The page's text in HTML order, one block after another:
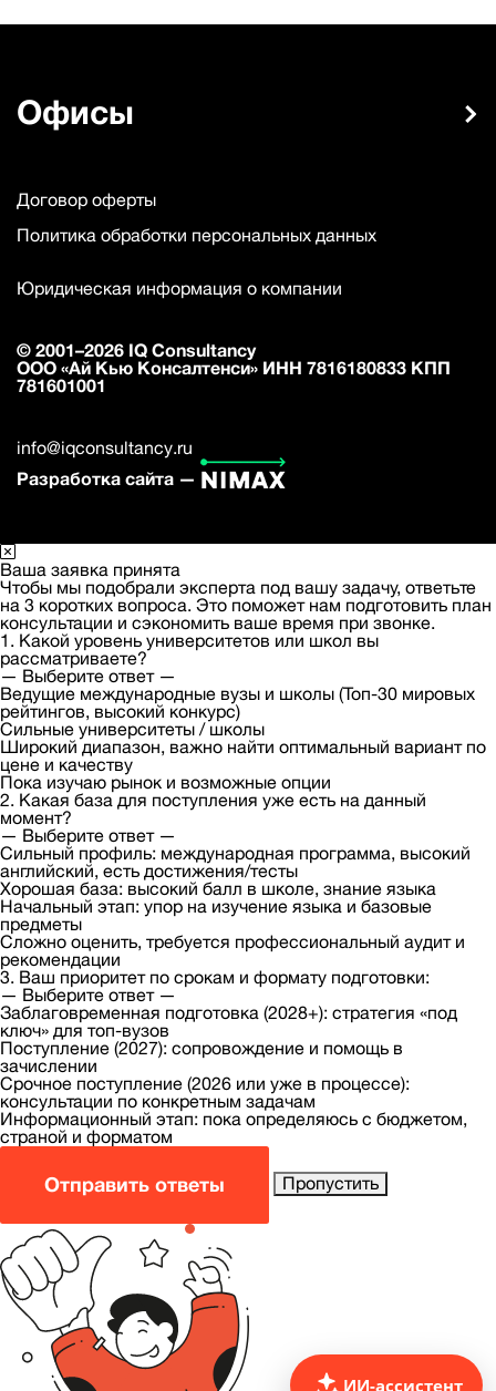
Офисы
Договор оферты
Политика обработки персональных данных
Юридическая информация о компании
© 2001–2026 IQ Consultancy
ООО «Ай Кью Консалтенси» ИНН 7816180833 КПП
781601001
info@iqconsultancy.ru
Разработка сайта —
Ваша заявка принята
Чтобы мы подобрали эксперта под вашу задачу, ответьте
на 3 коротких вопроса. Это поможет нам подготовить план
консультации и сэкономить ваше время при звонке.
1. Какой уровень университетов или школ вы
рассматриваете?
— Выберите ответ —
Ведущие международные вузы и школы (Топ-30 мировых
рейтингов, высокий конкурс)
Сильные университеты / школы
Широкий диапазон, важно найти оптимальный вариант по
цене и качеству
Пока изучаю рынок и возможные опции
2. Какая база для поступления уже есть на данный
момент?
— Выберите ответ —
Сильный профиль: международная программа, высокий
английский, есть достижения/тесты
Хорошая база: высокий балл в школе, знание языка
Начальный этап: упор на изучение языка и базовые
предметы
Сложно оценить, требуется профессиональный аудит и
рекомендации
3. Ваш приоритет по срокам и формату подготовки:
— Выберите ответ —
Заблаговременная подготовка (2028+): стратегия «под
ключ» для топ-вузов
Поступление (2027): сопровождение и помощь в
зачислении
Срочное поступление (2026 или уже в процессе):
консультации по конкретным задачам
Информационный этап: пока определяюсь с бюджетом,
страной и форматом
Отправить ответы Пропустить
ИИ-ассистент